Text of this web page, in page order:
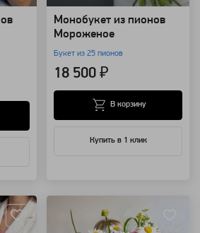
Монобукет из пионов
Мороженое
Букет из 25 пионов
18 500 ₽
Купить в 1 клик
В корзину